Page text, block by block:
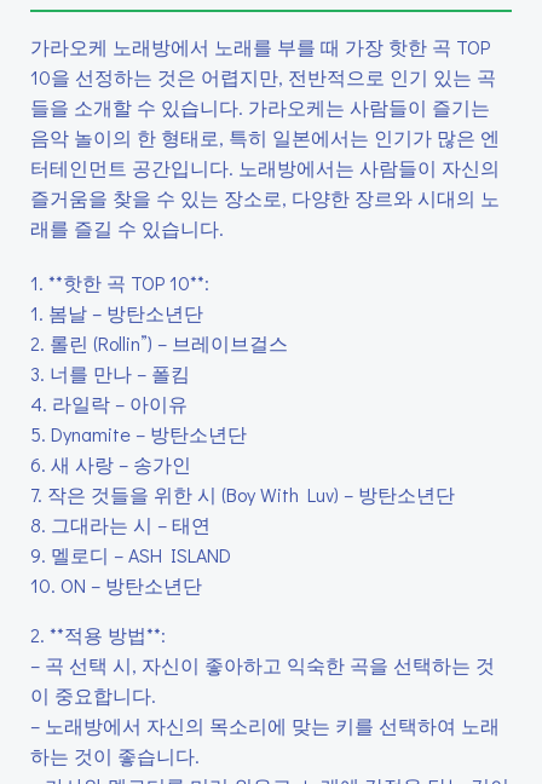
가라오케 노래방에서 노래를 부를 때 가장 핫한 곡 TOP
10을 선정하는 것은 어렵지만, 전반적으로 인기 있는 곡
들을 소개할 수 있습니다. 가라오케는 사람들이 즐기는
음악 놀이의 한 형태로, 특히 일본에서는 인기가 많은 엔
터테인먼트 공간입니다. 노래방에서는 사람들이 자신의
즐거움을 찾을 수 있는 장소로, 다양한 장르와 시대의 노
래를 즐길 수 있습니다.
1. **핫한 곡 TOP 10**:
1. 봄날 – 방탄소년단
2. 롤린 (Rollin”) – 브레이브걸스
3. 너를 만나 – 폴킴
4. 라일락 – 아이유
5. Dynamite – 방탄소년단
6. 새 사랑 – 송가인
7. 작은 것들을 위한 시 (Boy With Luv) – 방탄소년단
8. 그대라는 시 – 태연
9. 멜로디 – ASH ISLAND
10. ON – 방탄소년단
2. **적용 방법**:
– 곡 선택 시, 자신이 좋아하고 익숙한 곡을 선택하는 것
이 중요합니다.
– 노래방에서 자신의 목소리에 맞는 키를 선택하여 노래
하는 것이 좋습니다.